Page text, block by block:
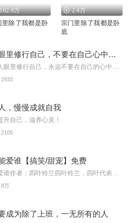
162.9万
里除了我都是卧
2.4万
宗门里除了我都是卧
底
不要在别人眼里修行自己，不要在自己心中要求别人
2933
，慢慢成就自我
升自己，滋养心灵！
2105
爱谁【搞笑/甜宠】免费
8万
成为除了上班，一无所有的人